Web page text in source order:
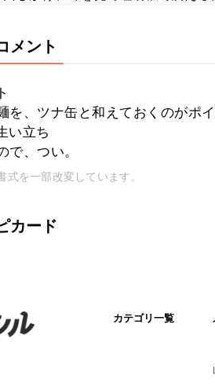
メント
を、ツナ缶と和えておくのがポイ
い立ち
で、つい。
を一部改変しています。
カード
カテゴリ一覧